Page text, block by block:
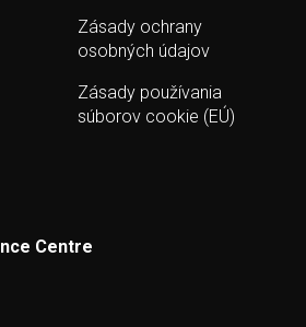
Zásady ochrany
osobných údajov
Zásady používania
súborov cookie (EÚ)
Centre